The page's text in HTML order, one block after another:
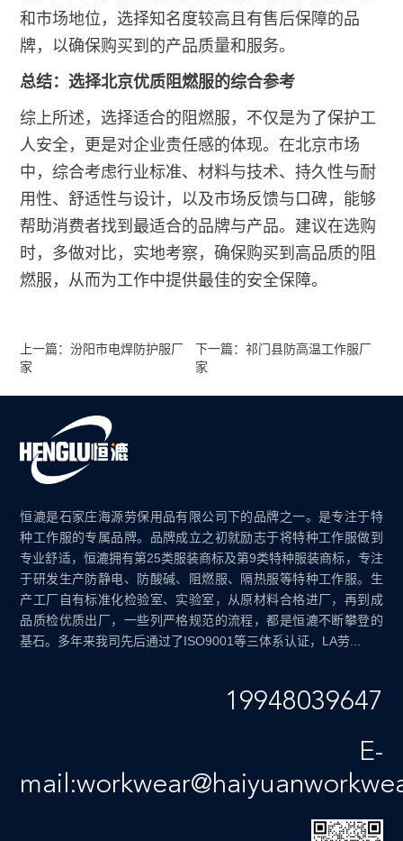
和市场地位，选择知名度较高且有售后保障的品
牌，以确保购买到的产品质量和服务。
总结：选择北京优质阻燃服的综合参考
综上所述，选择适合的阻燃服，不仅是为了保护工
人安全，更是对企业责任感的体现。在北京市场
中，综合考虑行业标准、材料与技术、持久性与耐
用性、舒适性与设计，以及市场反馈与口碑，能够
帮助消费者找到最适合的品牌与产品。建议在选购
时，多做对比，实地考察，确保购买到高品质的阻
燃服，从而为工作中提供最佳的安全保障。
上一篇：汾阳市电焊防护服厂
家
下一篇：祁门县防高温工作服厂
家
恒漉是石家庄海源劳保用品有限公司下的品牌之一。是专注于特
种工作服的专属品牌。品牌成立之初就励志于将特种工作服做到
专业舒适，恒漉拥有第25类服装商标及第9类特种服装商标，专注
于研发生产防静电、防酸碱、阻燃服、隔热服等特种工作服。生
产工厂自有标准化检验室、实验室，从原材料合格进厂，再到成
品质检优质出厂，一些列严格规范的流程，都是恒漉不断攀登的
基石。多年来我司先后通过了ISO9001等三体系认证，LA劳...
19948039647
E-